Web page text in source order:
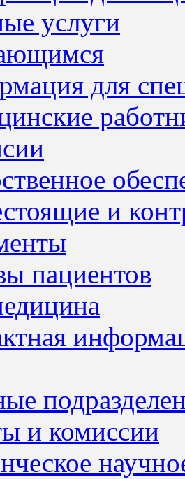
услуги
для
и
пациентов
и комиссии